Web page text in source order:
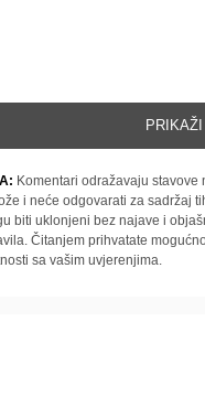
Komentari odražavaju stavove
i neće odgovarati za sadržaj
biti uklonjeni bez najave i
Čitanjem prihvatate
sa vašim uvjerenjima.